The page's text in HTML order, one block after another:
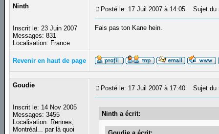
Ninth
Inscrit le: 23 Juin 2007
Messages: 831
Localisation: France
Posté le: 17 Juil 2007 à 14:05 Sujet du
Fais pas ton Kane hein.
Revenir en haut de page
Goudie
Inscrit le: 14 Nov 2005
Messages: 3455
Localisation: Rennes,
Montréal... par là quoi
Posté le: 17 Juil 2007 à 17:40 Sujet du
Ninth a écrit: